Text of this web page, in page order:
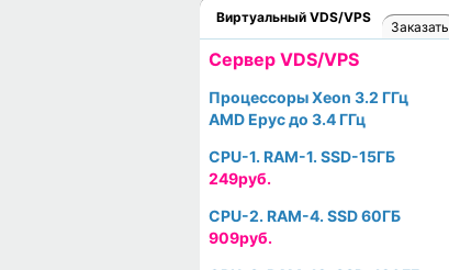
Виртуальный VDS/VPS
Заказать
Cервер VDS/VPS
Процессоры Xeon 3.2 ГГц
AMD Epyc до 3.4 ГГц
CPU-1. RAM-1. SSD-15ГБ
249руб.
CPU-2. RAM-4. SSD 60ГБ
909руб.